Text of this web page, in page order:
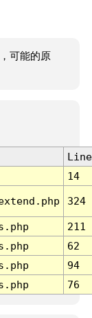
可能的原
Line
14
324
211
62
94
76